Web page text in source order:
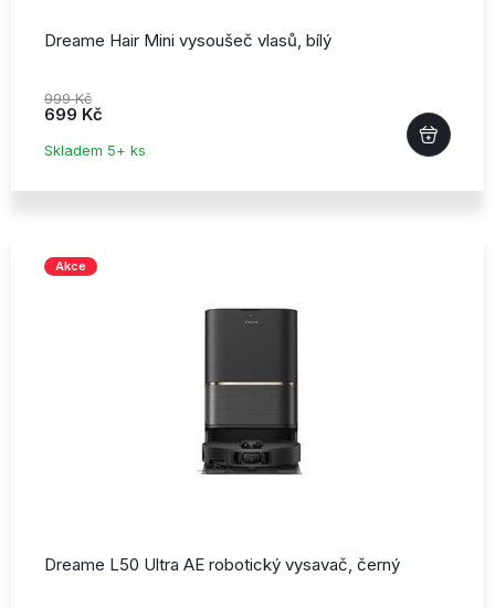
Dreame Hair Mini vysoušeč vlasů, bílý
999 Kč
699 Kč
Skladem 5+ ks
Akce
Dreame L50 Ultra AE robotický vysavač, černý